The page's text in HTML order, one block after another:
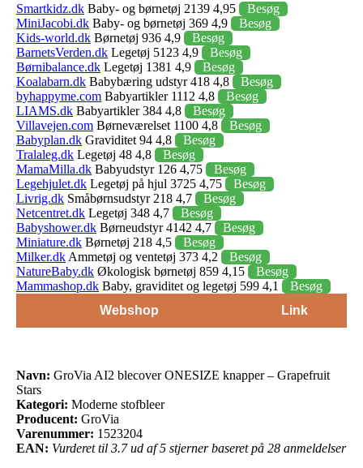
Smartkidz.dk Baby- og børnetøj 2139 4,95
Besøg
MiniJacobi.dk Baby- og børnetøj 369 4,9
Besøg
Kids-world.dk Børnetøj 936 4,9
Besøg
BarnetsVerden.dk Legetøj 5123 4,9
Besøg
Børnibalance.dk Legetøj 1381 4,9
Besøg
Koalabarn.dk Babybæring udstyr 418 4,8
Besøg
byhappyme.com Babyartikler 1112 4,8
Besøg
LIAMS.dk Babyartikler 384 4,8
Besøg
Villavejen.com Børneværelset 1100 4,8
Besøg
Babyplan.dk Graviditet 94 4,8
Besøg
Tralaleg.dk Legetøj 48 4,8
Besøg
MamaMilla.dk Babyudstyr 126 4,75
Besøg
Legehjulet.dk Legetøj på hjul 3725 4,75
Besøg
Livrig.dk Småbørnsudstyr 218 4,7
Besøg
Netcentret.dk Legetøj 348 4,7
Besøg
Babyshower.dk Børneudstyr 4142 4,7
Besøg
Miniature.dk Børnetøj 218 4,5
Besøg
Milker.dk Ammetøj og ventetøj 373 4,2
Besøg
NatureBaby.dk Økologisk børnetøj 859 4,15
Besøg
Mammashop.dk Baby, graviditet og legetøj 599 4,1
Besøg
Webshop
Link
Navn: GroVia AI2 blecover ONESIZE knapper – Grapefruit
Stars
Kategori: Moderne stofbleer
Producent: GroVia
Varenummer: 1523204
EAN: Vurderet til 3.7 ud af 5 stjerner baseret på 28 anmeldelser